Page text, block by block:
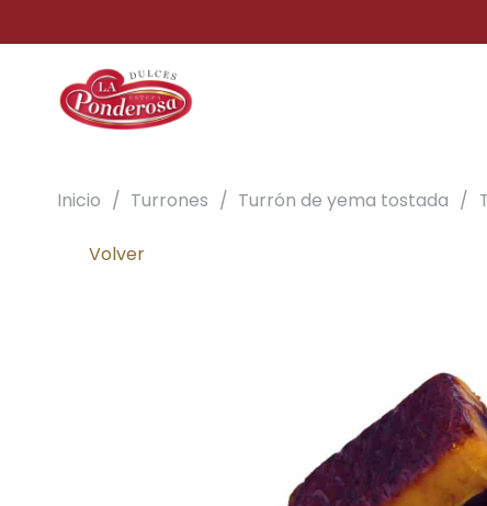
Inicio / Turrones / Turrón de yema tostada /
Volver